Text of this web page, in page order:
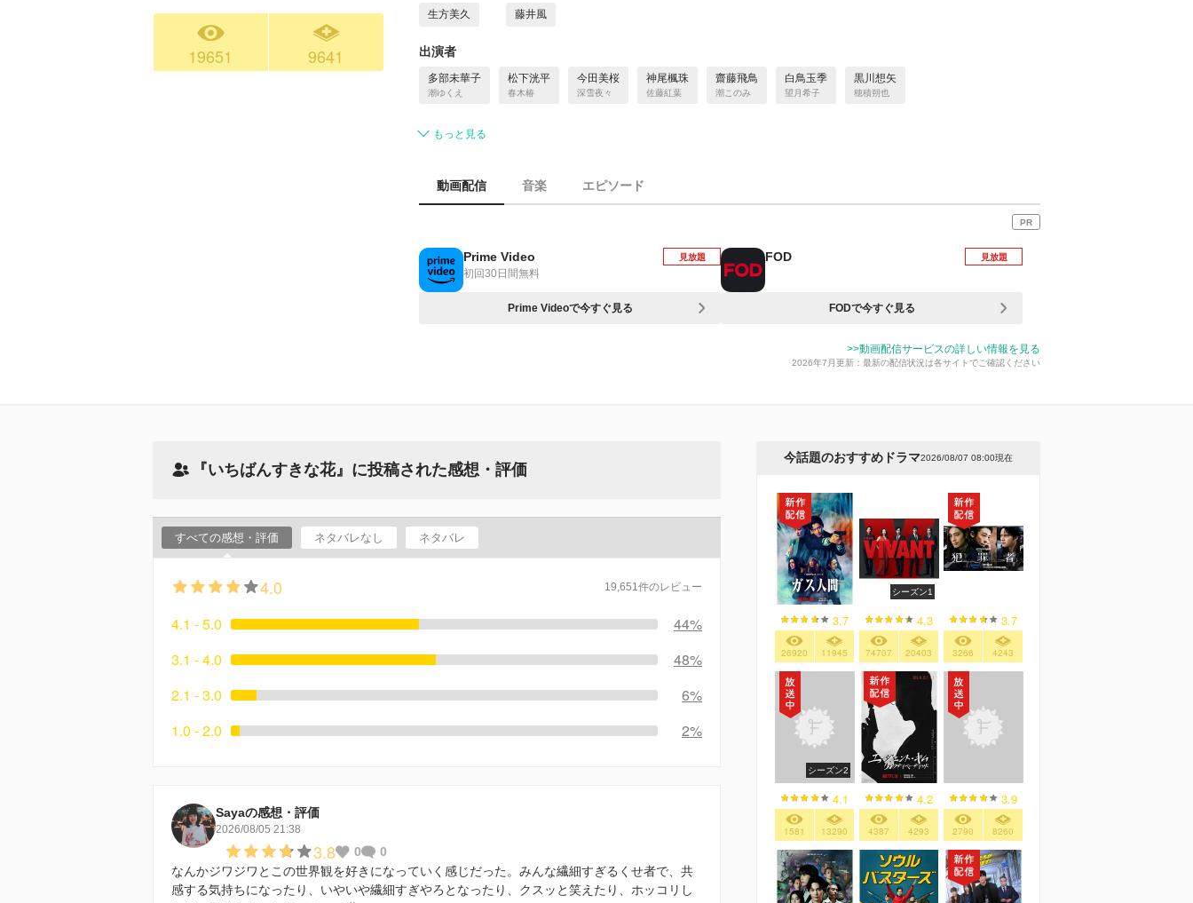
19651 9641
生方美久 藤井風
出演者
多部未華子
潮ゆくえ
松下洸平
春木椿
今田美桜
深雪夜々
神尾楓珠
佐藤紅葉
齋藤飛鳥
潮このみ
白鳥玉季
望月希子
黒川想矢
穂積朔也
もっと見る
動画配信 音楽 エピソード
PR
Prime Video
初回30日間無料
見放題
Prime Videoで今すぐ見る
FOD 見放題
FODで今すぐ見る
>>動画配信サービスの詳しい情報を見る
2026年7月更新：最新の配信状況は各サイトでご確認ください
『いちばんすきな花』に投稿された感想・評価
すべての感想・評価 ネタバレなし ネタバレ
4.0 19,651件のレビュー
4.1 - 5.0
44%
3.1 - 4.0
48%
2.1 - 3.0
6%
1.0 - 2.0
2%
Sayaの感想・評価
2026/08/05 21:38
3.8 0
0
なんかジワジワとこの世界観を好きになっていく感じだった。みんな繊細すぎるくせ者で、共
感する気持ちになったり、いやいや繊細すぎやろとなったり、クスッと笑えたり、ホッコリし
今話題のおすすめドラマ2026/08/07 08:00現在
3.7
26920 11945
シーズン1
4.3
74707 20403
3.7
3266 4243
シーズン2
4.1
1581 13290
4.2
4387 4293
3.9
2790 8260